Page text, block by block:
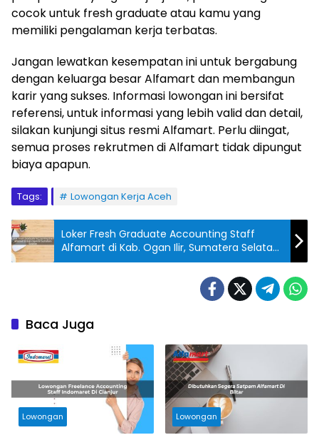
cocok untuk fresh graduate atau kamu yang
memiliki pengalaman kerja terbatas.
Jangan lewatkan kesempatan ini untuk bergabung
dengan keluarga besar Alfamart dan membangun
karir yang sukses. Informasi lowongan ini bersifat
referensi, untuk informasi yang lebih valid dan detail,
silakan kunjungi situs resmi Alfamart. Perlu diingat,
semua proses rekrutmen di Alfamart tidak dipungut
biaya apapun.
Tags: Lowongan Kerja Aceh
Loker Fresh Graduate Accounting Staff
Alfamart di Kab. Ogan Ilir, Sumatera Selatan
Tahun 2025
Baca Juga
Lowongan Lowongan